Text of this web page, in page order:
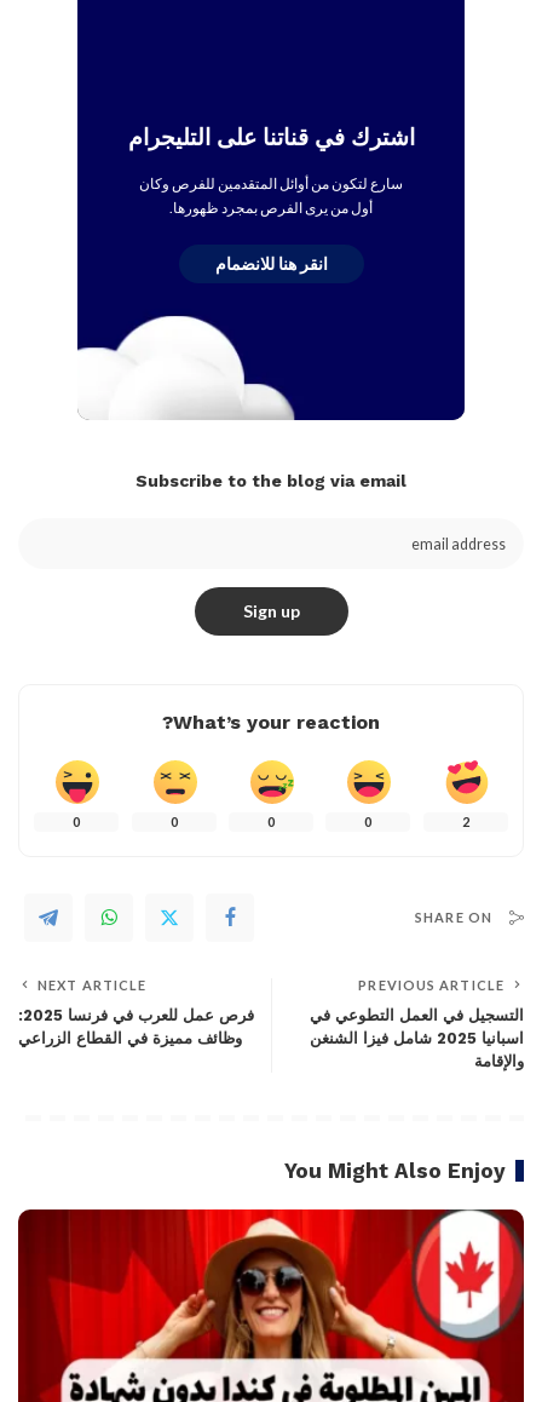
اشترك في قناتنا على التليجرام
سارع لتكون من أوائل المتقدمين للفرص وكان
أول من يرى الفرص بمجرد ظهورها.
انقر هنا للانضمام
Subscribe to the blog via email
What’s your reaction?
2
0
0
0
0
SHARE ON
PREVIOUS ARTICLE
التسجيل في العمل التطوعي في
اسبانيا 2025 شامل فيزا الشنغن
والإقامة
NEXT ARTICLE
فرص عمل للعرب في فرنسا 2025:
وظائف مميزة في القطاع الزراعي
You Might Also Enjoy